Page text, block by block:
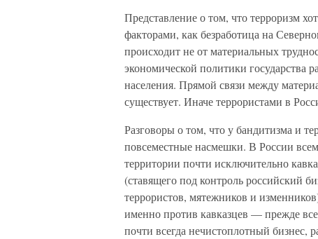
Представление о том, что терроризм
факторами, как безработица на
происходит не от материальных
экономической политики государства
населения. Прямой связи между
существует. Иначе террористами в
Разговоры о том, что у бандитизма и
повсеместные насмешки. В России
территории почти исключительно
(ставящего под контроль российский
террористов, мятежников и
именно против кавказцев — прежде
почти всегда нечистоплотный бизнес,